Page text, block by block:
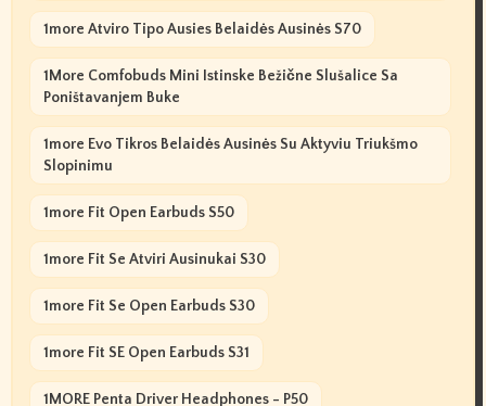
1more Atviro Tipo Ausies Belaidės Ausinės S70
1More Comfobuds Mini Istinske Bežične Slušalice Sa
Poništavanjem Buke
1more Evo Tikros Belaidės Ausinės Su Aktyviu Triukšmo
Slopinimu
1more Fit Open Earbuds S50
1more Fit Se Atviri Ausinukai S30
1more Fit Se Open Earbuds S30
1more Fit SE Open Earbuds S31
1MORE Penta Driver Headphones - P50